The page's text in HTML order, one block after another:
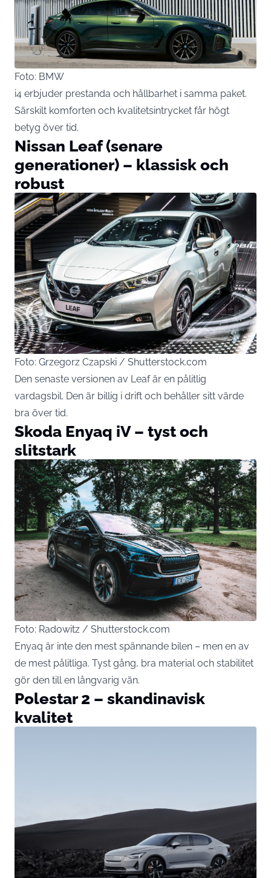
Foto: BMW
i4 erbjuder prestanda och hållbarhet i samma paket.
Särskilt komforten och kvalitetsintrycket får högt
betyg över tid.
Nissan Leaf (senare
generationer) – klassisk och
robust
Foto: Grzegorz Czapski / Shutterstock.com
Den senaste versionen av Leaf är en pålitlig
vardagsbil. Den är billig i drift och behåller sitt värde
bra över tid.
Skoda Enyaq iV – tyst och
slitstark
Foto: Radowitz / Shutterstock.com
Enyaq är inte den mest spännande bilen – men en av
de mest pålitliga. Tyst gång, bra material och stabilitet
gör den till en långvarig vän.
Polestar 2 – skandinavisk
kvalitet